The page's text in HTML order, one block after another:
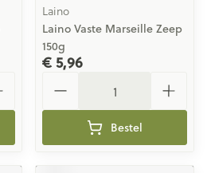
Laino
Laino Vaste Marseille Zeep
150g
€ 5,96
Bestel